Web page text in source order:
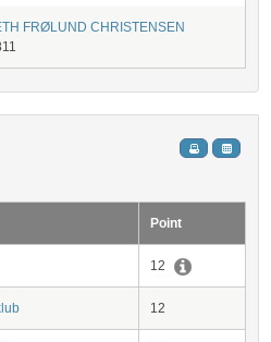
FRØLUND CHRISTENSEN
Point
12
12